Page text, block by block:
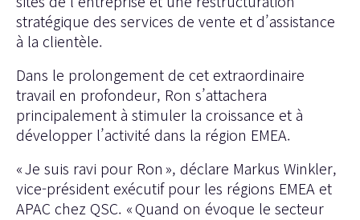
stratégique des services de vente et d’assistance
à la clientèle.
Dans le prolongement de cet extraordinaire
travail en profondeur, Ron s’attachera
principalement à stimuler la croissance et à
développer l’activité dans la région EMEA.
« Je suis ravi pour Ron », déclare Markus Winkler,
vice-président exécutif pour les régions EMEA et
APAC chez QSC. « Quand on évoque le secteur